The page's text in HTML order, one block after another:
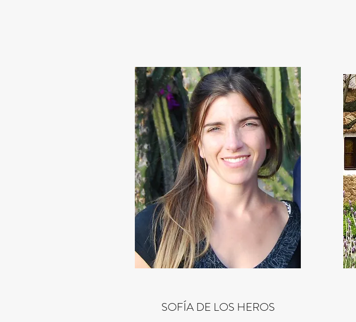
SOFÍA DE LOS HEROS